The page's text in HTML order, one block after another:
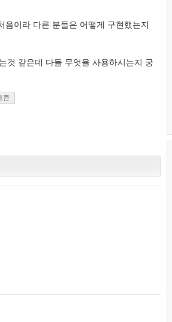
음이라 다른 분들은 어떻게 구현했는지
것 같은데 다들 무엇을 사용하시는지 궁
큰